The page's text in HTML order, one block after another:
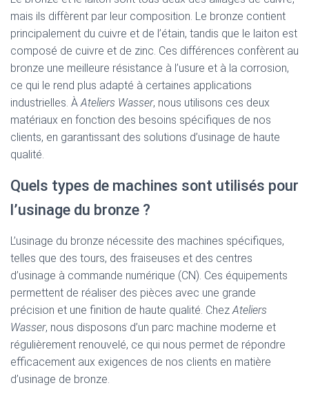
mais ils diffèrent par leur composition. Le bronze contient
principalement du cuivre et de l’étain, tandis que le laiton est
composé de cuivre et de zinc. Ces différences confèrent au
bronze une meilleure résistance à l’usure et à la corrosion,
ce qui le rend plus adapté à certaines applications
industrielles. ÀAteliers Wasser, nous utilisons ces deux
matériaux en fonction des besoins spécifiques de nos
clients, en garantissant des solutions d’usinage de haute
qualité.
Quels types de machines sont utilisés pour
l’usinage du bronze ?
L’usinage du bronze nécessite des machines spécifiques,
telles que des tours, des fraiseuses et des centres
d’usinage à commande numérique (CN). Ces équipements
permettent de réaliser des pièces avec une grande
précision et une finition de haute qualité. ChezAteliers
Wasser, nous disposons d’un parc machine moderne et
régulièrement renouvelé, ce qui nous permet de répondre
efficacement aux exigences de nos clients en matière
d’usinage de bronze.